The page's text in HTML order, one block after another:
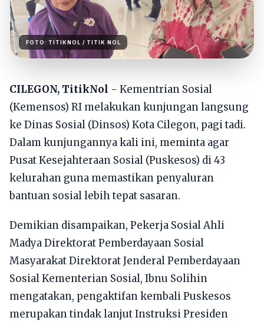
FOTO: TITIKNOL / TITIK NOL
CILEGON, TitikNol - Kementrian Sosial
(Kemensos) RI melakukan kunjungan langsung
ke Dinas Sosial (Dinsos) Kota Cilegon, pagi tadi.
Dalam kunjungannya kali ini, meminta agar
Pusat Kesejahteraan Sosial (Puskesos) di 43
kelurahan guna memastikan penyaluran
bantuan sosial lebih tepat sasaran.
Demikian disampaikan, Pekerja Sosial Ahli
Madya Direktorat Pemberdayaan Sosial
Masyarakat Direktorat Jenderal Pemberdayaan
Sosial Kementerian Sosial, Ibnu Solihin
mengatakan, pengaktifan kembali Puskesos
merupakan tindak lanjut Instruksi Presiden